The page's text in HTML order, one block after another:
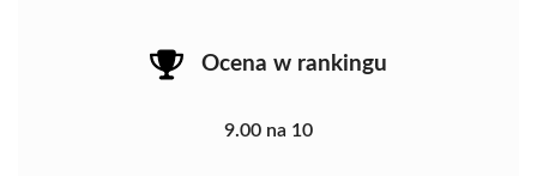
Ocena w rankingu
9.00 na 10